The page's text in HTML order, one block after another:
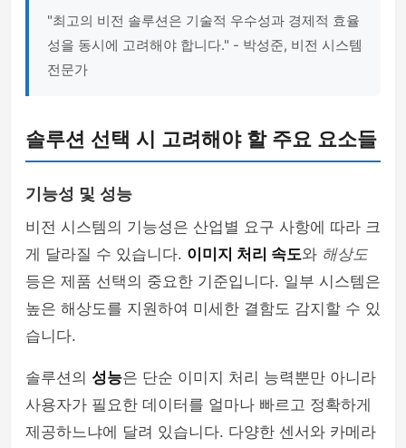
"최고의 비전 솔루션은 기술적 우수성과 경제적 효율
성을 동시에 고려해야 합니다." - 박성준, 비전 시스템
전문가
솔루션 선택 시 고려해야 할 주요 요소들
기능성 및 성능
비전 시스템의 기능성은 산업별 요구 사항에 따라 크
게 달라질 수 있습니다. 이미지 처리 속도와 해상도
등은 제품 선택의 중요한 기준입니다. 일부 시스템은
높은 해상도를 지원하여 미세한 결함도 감지할 수 있
습니다.
솔루션의 성능은 단순 이미지 처리 능력뿐만 아니라
사용자가 필요한 데이터를 얼마나 빠르고 정확하게
제공하느냐에 달려 있습니다. 다양한 센서와 카메라